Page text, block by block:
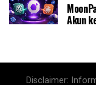
Akun
Disclaimer: